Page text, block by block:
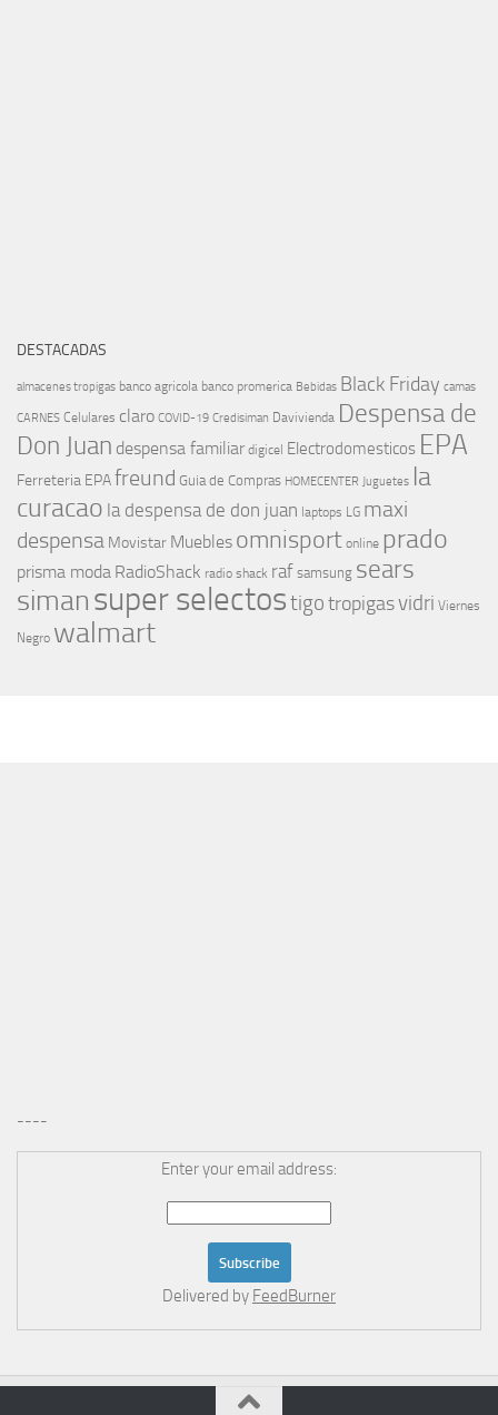
DESTACADAS
almacenes tropigas banco agricola banco promerica Bebidas Black Friday camas
CARNES Celulares claro COVID-19 Credisiman Davivienda Despensa de
Don Juan despensa familiar digicel Electrodomesticos EPA
Ferreteria EPAfreund Guia de Compras HOMECENTER Juguetes la
curacao la despensa de don juan laptops LG maxi
despensa Movistar Muebles omnisport online prado
prisma moda RadioShack radio shack raf samsung sears
simansuper selectostigotropigasvidri Viernes
Negro walmart
----
Enter your email address:
Delivered by FeedBurner